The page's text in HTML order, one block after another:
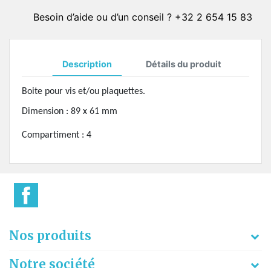
Besoin d’aide ou d’un conseil ? +32 2 654 15 83
Description Détails du produit
Boite pour vis et/ou plaquettes.
Dimension : 89 x 61 mm
Compartiment : 4
Nos produits
Notre société